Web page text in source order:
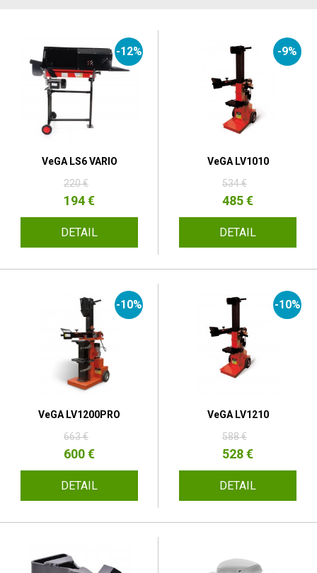
-12%
VeGA LS6 VARIO
220 €
194 €
DETAIL
-9%
VeGA LV1010
534 €
485 €
DETAIL
-10%
VeGA LV1200PRO
663 €
600 €
DETAIL
-10%
VeGA LV1210
588 €
528 €
DETAIL